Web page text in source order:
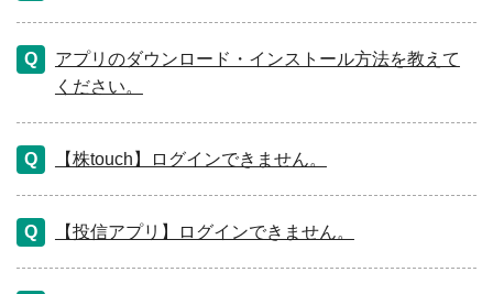
アプリのダウンロード・インストール方法を教えて
ください。
【株touch】ログインできません。
【投信アプリ】ログインできません。